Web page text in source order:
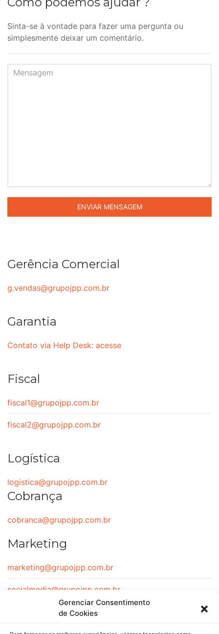
Gerenciar Consentimento
de Cookies
Sinta-se à vontade para fazer uma pergunta ou
simplesmente deixar um comentário.
Gerência Comercial
g.vendas@grupojpp.com.br
Garantia
Contato via Help Desk: acesse
Fiscal
fiscal1@grupojpp.com.br
fiscal2@grupojpp.com.br
Logística
logistica@grupojpp.com.br
Cobrança
cobranca@grupojpp.com.br
Marketing
marketing@grupojpp.com.br
socialmedia@grupojpp.com.br